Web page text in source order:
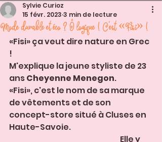
Mode durable et éco ? Ô logique ! C'est «Fisi» !
Sylvie Curioz
15 févr. 2023 3 min de lecture
«Fisi» ça veut dire nature en Grec
!
M'explique la jeune styliste de 23
ans Cheyenne Menegon.
«Fisi», c'est le nom de sa marque
de vêtements et de son
concept-store situé à Cluses en
Haute-Savoie.
                                                                         Elle y